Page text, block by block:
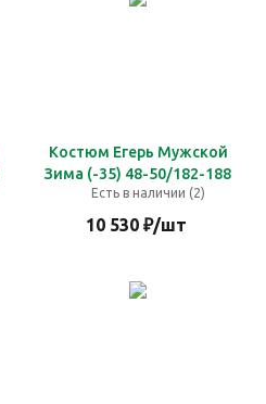
Костюм Егерь Мужской
Зима (-35) 48-50/182-188
Есть в наличии (2)
10 530₽/шт